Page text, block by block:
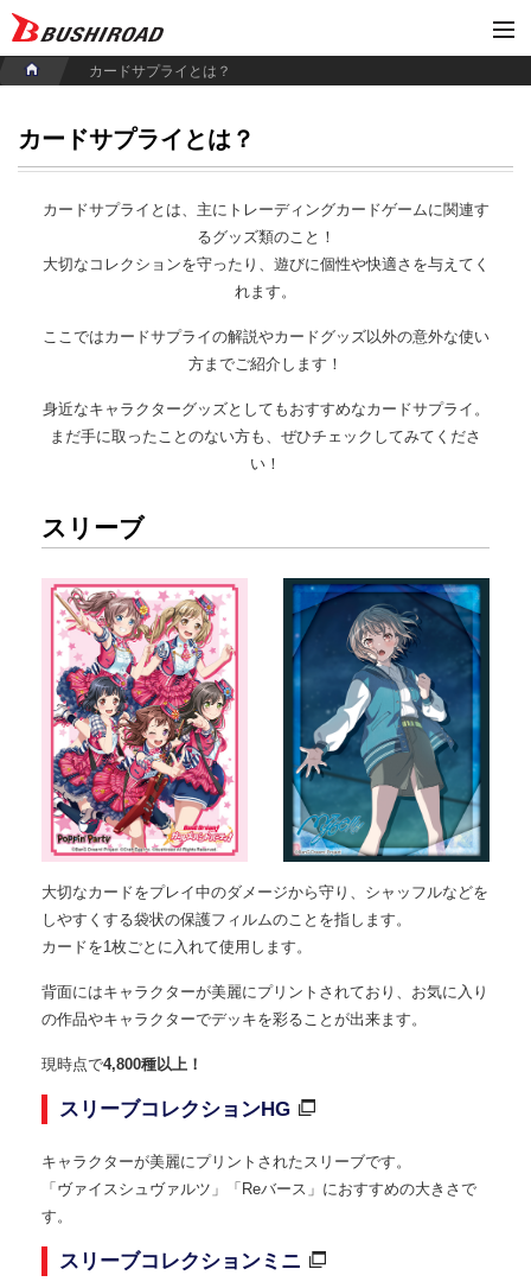
カードサプライとは？
カードサプライとは？
カードサプライとは、主にトレーディングカードゲームに関連す
るグッズ類のこと！
大切なコレクションを守ったり、遊びに個性や快適さを与えてく
れます。
ここではカードサプライの解説やカードグッズ以外の意外な使い
方までご紹介します！
身近なキャラクターグッズとしてもおすすめなカードサプライ。
まだ手に取ったことのない方も、ぜひチェックしてみてくださ
い！
スリーブ
大切なカードをプレイ中のダメージから守り、シャッフルなどを
しやすくする袋状の保護フィルムのことを指します。
カードを1枚ごとに入れて使用します。
背面にはキャラクターが美麗にプリントされており、お気に入り
の作品やキャラクターでデッキを彩ることが出来ます。
現時点で4,800種以上！
スリーブコレクションHG
キャラクターが美麗にプリントされたスリーブです。
「ヴァイスシュヴァルツ」「Reバース」におすすめの大きさで
す。
スリーブコレクションミニ